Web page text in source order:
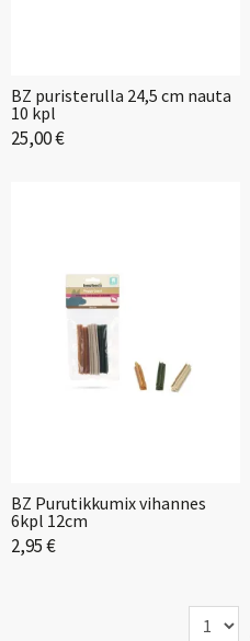
BZ puristerulla 24,5 cm nauta
10 kpl
25,00 €
BZ Purutikkumix vihannes
6kpl 12cm
2,95 €